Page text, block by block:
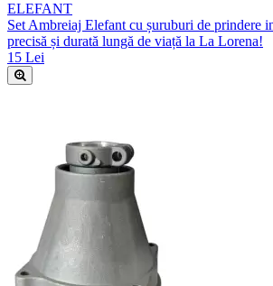
ELEFANT
Set Ambreiaj Elefant cu șuruburi de prindere
precisă și durată lungă de viață la La Lorena!
15 Lei